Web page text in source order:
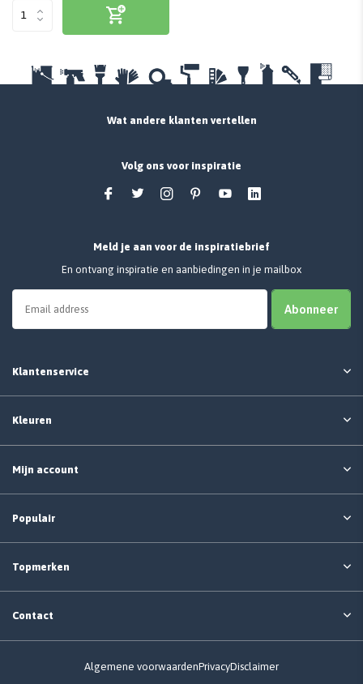
Wat andere klanten vertellen
Volg ons voor inspiratie
Meld je aan voor de inspiratiebrief
En ontvang inspiratie en aanbiedingen in je mailbox
Abonneer
Klantenservice
Kleuren
Mijn account
Populair
Topmerken
Contact
Algemene voorwaardenPrivacyDisclaimer